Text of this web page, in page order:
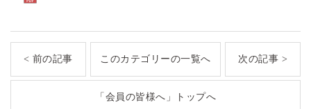
< 前の記事 このカテゴリーの一覧へ 次の記事 >
「会員の皆様へ」トップへ